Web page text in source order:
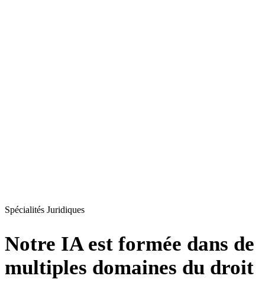
Spécialités Juridiques
Notre IA est formée dans de
multiples domaines du droit